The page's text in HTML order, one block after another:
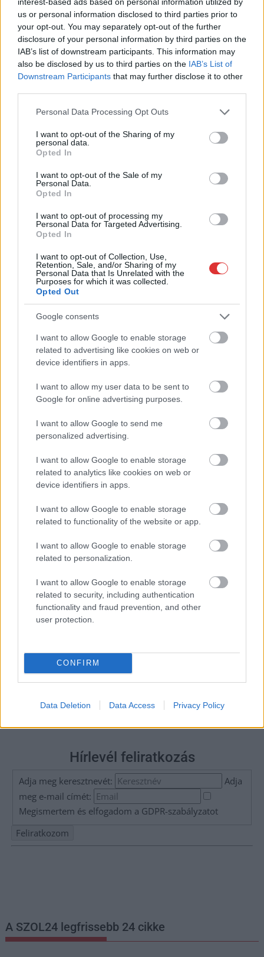
us or personal information disclosed to third parties prior to
your opt-out. You may separately opt-out of the further
disclosure of your personal information by third parties on the
IAB’s list of downstream participants. This information may
also be disclosed by us to third parties on the IAB’s List of
Downstream Participants that may further disclose it to other
Please note that this website/app uses one or more Google
not limited to your visit or usage behaviour. You may click to
grant or deny consent to Google and its third-party tags to
use your data for below specified purposes in below Google
consent section.
Personal Data Processing Opt Outs
I want to opt-out of the Sharing of my
personal data.
Opted In
I want to opt-out of the Sale of my
Personal Data.
Opted In
I want to opt-out of processing my
Personal Data for Targeted Advertising.
Opted In
I want to opt-out of Collection, Use,
Retention, Sale, and/or Sharing of my
Personal Data that Is Unrelated with the
Purposes for which it was collected.
Opted Out
Google consents
I want to allow Google to enable storage
related to advertising like cookies on web or
device identifiers in apps.
I want to allow my user data to be sent to
Google for online advertising purposes.
I want to allow Google to send me
personalized advertising.
I want to allow Google to enable storage
related to analytics like cookies on web or
device identifiers in apps.
I want to allow Google to enable storage
related to functionality of the website or app.
I want to allow Google to enable storage
related to personalization.
I want to allow Google to enable storage
related to security, including authentication
functionality and fraud prevention, and other
user protection.
CONFIRM
Data Deletion Data Access Privacy Policy
2026.08.06. Horváth Zsolt
A zárkában rosszul lett, elájult – ilyen
körülményekről számoltak be a szolnoki börtönből
panaszok érkeztek a napokban, miután energiatakarékossági
intézkedéseket vezettek be...
2026.08.06. Horváth Zsolt
száz elbocsátott dolgozón segítene
Munkalehetőséget kér a térség vállalkozásaitól Szolnok
polgármestere. A tószegi kerékpárgyár bezárása után
közzétett felhívásának célja, hogy...
Hírlevél feliratkozás
Adja meg keresztnevét:
Adja
meg e-mail címét:
Megismertem és elfogadom a GDPR-szabályzatot
A SZOL24 legfrissebb 24 cikke